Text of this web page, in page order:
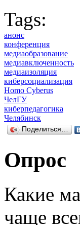
Tags:
анонс
конференция
медиаобразование
медиавключенность
медиаизоляция
киберсоциализация
Homo Cyberus
ЧелГУ
киберпедагогика
Челябинск
Поделиться…
Опрос
Какие
чаще